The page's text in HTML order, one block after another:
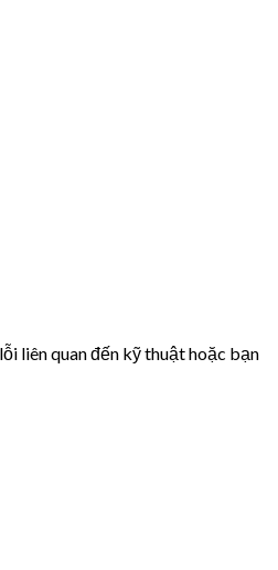
liên quan đến kỹ thuật hoặc bạn